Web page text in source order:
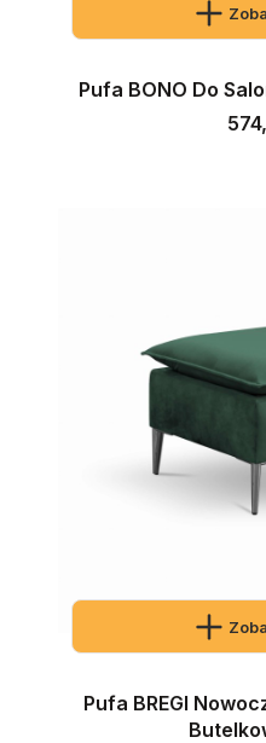
Pufa BONO Do
Pufa BREGI